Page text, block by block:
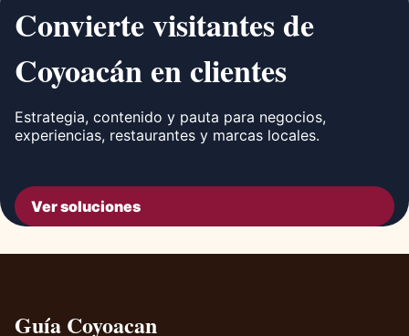
Convierte visitantes de
Coyoacán en clientes
Estrategia, contenido y pauta para negocios,
experiencias, restaurantes y marcas locales.
Ver soluciones
Guía Coyoacan